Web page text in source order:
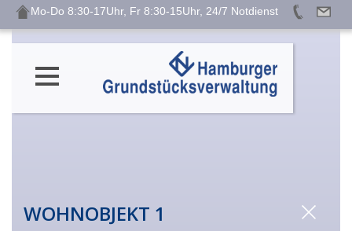
Mo-Do 8:30-17Uhr, Fr 8:30-15Uhr, 24/7 Notdienst
WOHNOBJEKT 1